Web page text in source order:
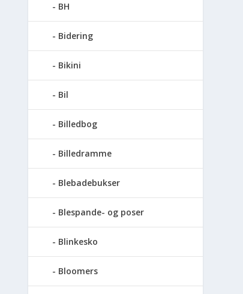
BH
Bidering
Bikini
Bil
Billedbog
Billedramme
Blebadebukser
Blespande- og poser
Blinkesko
Bloomers